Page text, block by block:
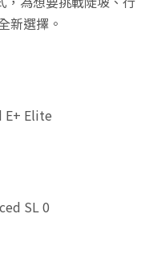
新選擇。
E+ Elite
SL 0